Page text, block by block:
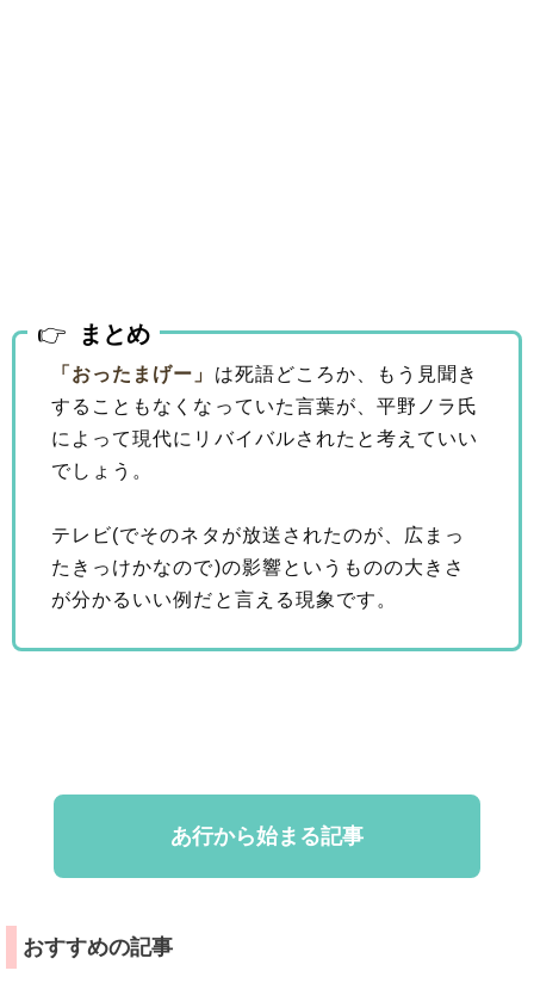
まとめ
「おったまげー」 は死語どころか、もう見聞き
することもなくなっていた言葉が、平野ノラ氏
によって現代にリバイバルされたと考えていい
でしょう。
テレビ(でそのネタが放送されたのが、広まっ
たきっけかなので)の影響というものの大きさ
が分かるいい例だと言える現象です。
あ行から始まる記事
おすすめの記事